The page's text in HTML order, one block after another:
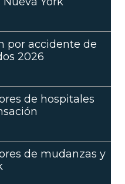
por accidente de
2026
de hospitales
de mudanzas y